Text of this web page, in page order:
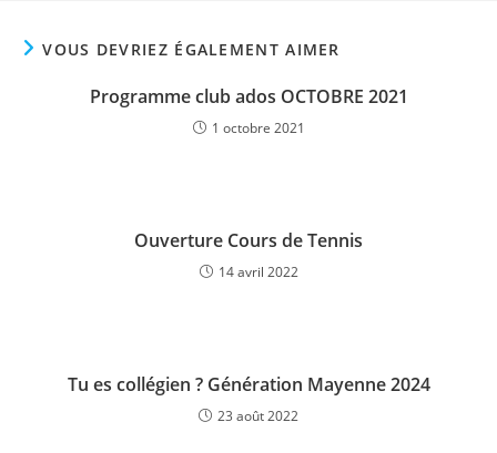
VOUS DEVRIEZ ÉGALEMENT AIMER
Programme club ados OCTOBRE 2021
1 octobre 2021
Ouverture Cours de Tennis
14 avril 2022
Tu es collégien ? Génération Mayenne 2024
23 août 2022